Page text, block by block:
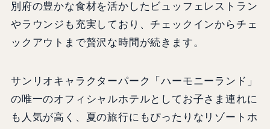
別府の豊かな食材を活かしたビュッフェレストラン
やラウンジも充実しており、チェックインからチェ
ックアウトまで贅沢な時間が続きます。
サンリオキャラクターパーク「ハーモニーランド」
の唯一のオフィシャルホテルとしてお子さま連れに
も人気が高く、夏の旅行にもぴったりなリゾートホ